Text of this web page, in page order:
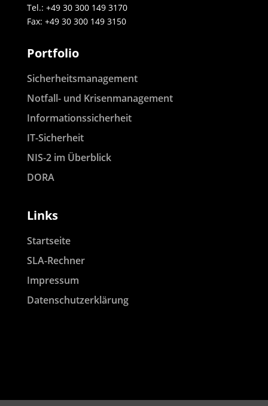
Tel.: +49 30 300 149 3170
Fax: +49 30 300 149 3150
Portfolio
Sicherheitsmanagement
Notfall- und Krisenmanagement
Informationssicherheit
IT-Sicherheit
NIS-2 im Überblick
DORA
Links
Startseite
SLA-Rechner
Impressum
Datenschutzerklärung